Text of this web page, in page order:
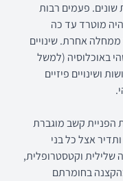
שונים. פעמים רבות
מוטרד עד כה
אחרת. שינויים
באוכלוסיה (למשל
ושינויים פיזיים
הפניית קשב מוגברת
אצל כל בני
שלילית וקטסטרופלית,
בחומרתם